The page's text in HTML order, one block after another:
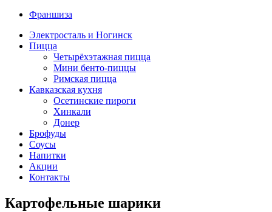
Франшиза
Электросталь и Ногинск
Пицца
Четырёхэтажная пицца
Мини бенто-пиццы
Римская пицца
Кавказская кухня
Осетинские пироги
Хинкали
Донер
Брофуды
Соусы
Напитки
Акции
Контакты
Картофельные шарики